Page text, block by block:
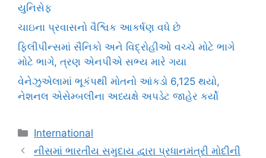
યુનિસેફ
ચાઇના પ્રવાસનો વૈશ્વિક આકર્ષણ વધે છે
ફિલીપીન્સમાં સૈનિકો અને વિદ્રોહીઓ વચ્ચે મોટે ભાગે
મોટે ભાગે, ત્રણ એનપીએ સભ્ય મારે ગયા
વેનેઝુએલામાં ભૂકંપથી મોતનો આંકડો 6,125 થયો,
નેશનલ એસેમ્બલીના અધ્યક્ષે અપડેટ જાહેર કર્યો
Categories
International
નીસમાં ભારતીય સમુદાય દ્વારા પ્રધાનમંત્રી મોદીની